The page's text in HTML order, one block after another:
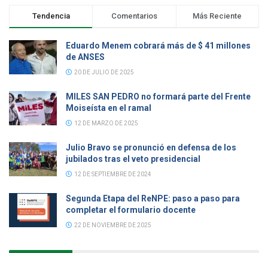
Tendencia Comentarios Más Reciente
Eduardo Menem cobrará más de $ 41 millones
de ANSES
20 DE JULIO DE 2025
MILES SAN PEDRO no formará parte del Frente
Moiseísta en el ramal
12 DE MARZO DE 2025
Julio Bravo se pronunció en defensa de los
jubilados tras el veto presidencial
12 DE SEPTIEMBRE DE 2024
Segunda Etapa del ReNPE: paso a paso para
completar el formulario docente
22 DE NOVIEMBRE DE 2025